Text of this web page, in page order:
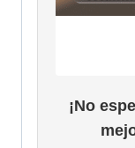
¡No